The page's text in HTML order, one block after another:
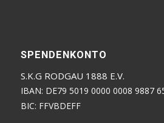
SPENDENKONTO
S.K.G RODGAU 1888 E.V.
IBAN: DE79 5019 0000 0008 9887
BIC: FFVBDEFF